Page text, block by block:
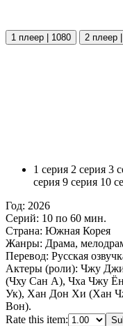
1 плеер | 1080 2 плеер
1 серия 2 серия 3
серия 9 серия 10
Год: 2026
Серий: 10 по 60 мин.
Страна: Южная Корея
Жанры: Драма,
Перевод: Русская
Актеры (роли): Чжу
(Чху Сан А), Чха Чжу
Ук), Хан Дон Хи (Хан
Вон).
Rate this item: